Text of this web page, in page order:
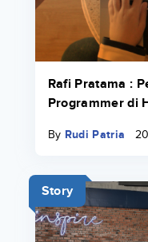
Rafi Pratama :
Programmer di
By Rudi Patria
Story